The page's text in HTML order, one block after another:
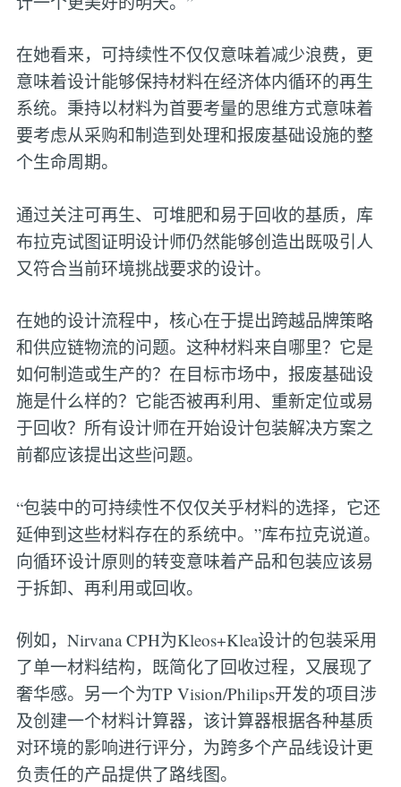
在她看来，可持续性不仅仅意味着减少浪费，更
意味着设计能够保持材料在经济体内循环的再生
系统。秉持以材料为首要考量的思维方式意味着
要考虑从采购和制造到处理和报废基础设施的整
个生命周期。
通过关注可再生、可堆肥和易于回收的基质，库
布拉克试图证明设计师仍然能够创造出既吸引人
又符合当前环境挑战要求的设计。
在她的设计流程中，核心在于提出跨越品牌策略
和供应链物流的问题。这种材料来自哪里？它是
如何制造或生产的？在目标市场中，报废基础设
施是什么样的？它能否被再利用、重新定位或易
于回收？所有设计师在开始设计包装解决方案之
前都应该提出这些问题。
“包装中的可持续性不仅仅关乎材料的选择，它还
延伸到这些材料存在的系统中。”库布拉克说道。
向循环设计原则的转变意味着产品和包装应该易
于拆卸、再利用或回收。
例如，Nirvana CPH为Kleos+Klea设计的包装采用
了单一材料结构，既简化了回收过程，又展现了
奢华感。另一个为TP Vision/Philips开发的项目涉
及创建一个材料计算器，该计算器根据各种基质
对环境的影响进行评分，为跨多个产品线设计更
负责任的产品提供了路线图。